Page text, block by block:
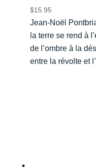
$15.95
Jean-Noël
la terre se rend à
de l’ombre à la
entre la révolte et